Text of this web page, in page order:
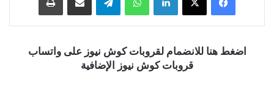
اضغط هنا للانضمام لقروبات كوش نيوز على واتساب
قروبات كوش نيوز الإضافية